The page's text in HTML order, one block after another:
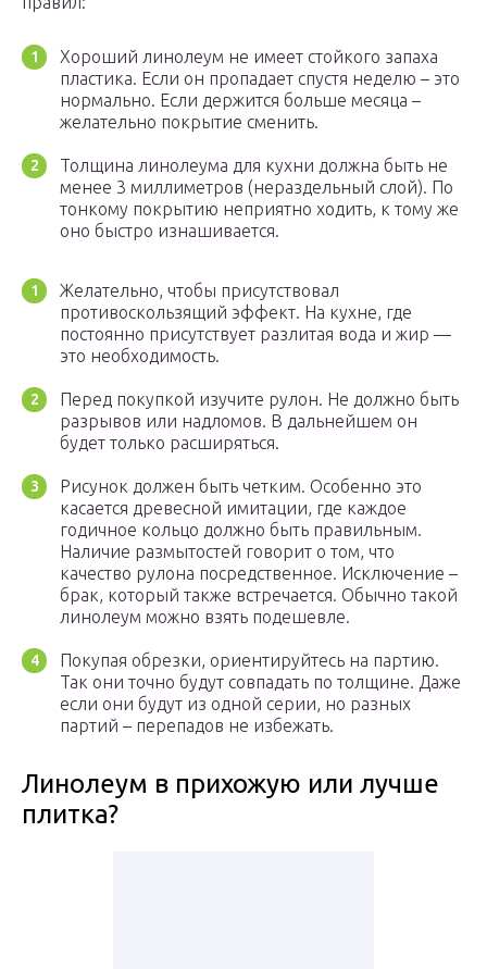
Хороший линолеум не имеет стойкого запаха
пластика. Если он пропадает спустя неделю – это
нормально. Если держится больше месяца –
желательно покрытие сменить.
Толщина линолеума для кухни должна быть не
менее 3 миллиметров (нераздельный слой). По
тонкому покрытию неприятно ходить, к тому же
оно быстро изнашивается.
Желательно, чтобы присутствовал
противоскользящий эффект. На кухне, где
постоянно присутствует разлитая вода и жир —
это необходимость.
Перед покупкой изучите рулон. Не должно быть
разрывов или надломов. В дальнейшем он
будет только расширяться.
Рисунок должен быть четким. Особенно это
касается древесной имитации, где каждое
годичное кольцо должно быть правильным.
Наличие размытостей говорит о том, что
качество рулона посредственное. Исключение –
брак, который также встречается. Обычно такой
линолеум можно взять подешевле.
Покупая обрезки, ориентируйтесь на партию.
Так они точно будут совпадать по толщине. Даже
если они будут из одной серии, но разных
партий – перепадов не избежать.
Линолеум в прихожую или лучше
плитка?